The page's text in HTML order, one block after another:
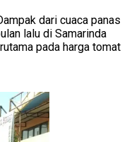
dari cuaca panas
lalu di Samarinda
pada harga tomat